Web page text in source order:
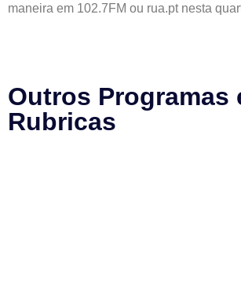
maneira em 102.7FM ou rua.pt nesta
Outros Programas
Rubricas